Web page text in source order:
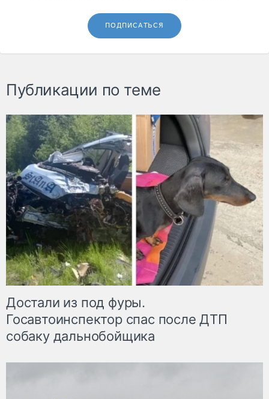
ПОДПИСАТЬСЯ
Публикации по теме
Достали из под фуры.
Госавтоинспектор спас после ДТП
собаку дальнобойщика